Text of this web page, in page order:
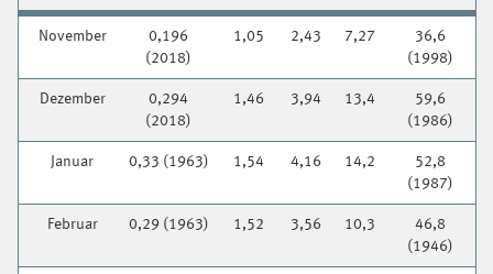
November
0,196
(2018)
1,05 2,43 7,27
36,6
(1998)
Dezember
0,294
(2018)
1,46 3,94 13,4
59,6
(1986)
Januar 0,33 (1963) 1,54 4,16 14,2
52,8
(1987)
Februar 0,29 (1963) 1,52 3,56 10,3
46,8
(1946)